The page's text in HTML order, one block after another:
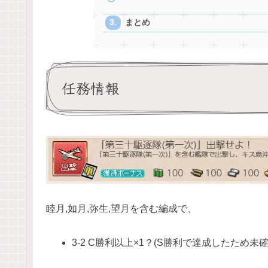
まとめ
任務情報
睦月,如月,弥生,望月を含む編成で、
3-2 C勝利以上×1？(S勝利で達成したため未